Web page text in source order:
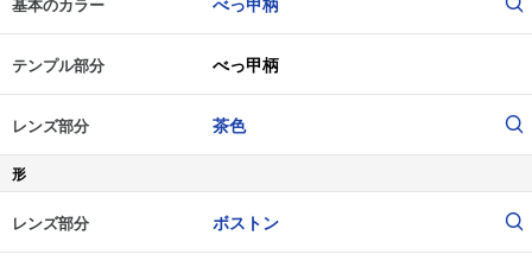
基本のカラー べっ甲柄
テンプル部分 べっ甲柄
レンズ部分 茶色
形
レンズ部分 ボストン